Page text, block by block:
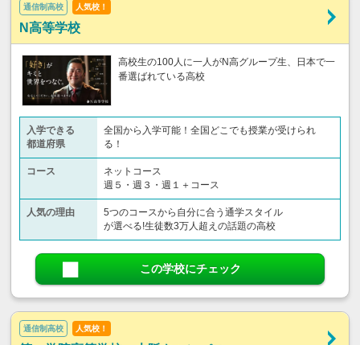
通信制高校 人気校！
N高等学校
高校生の100人に一人がN高グループ生、日本で一
番選ばれている高校
入学できる
都道府県
全国から入学可能！全国どこでも授業が受けられ
る！
コース
ネットコース
週５・週３・週１＋コース
人気の理由
5つのコースから自分に合う通学スタイル
が選べる!生徒数3万人超えの話題の高校
この学校にチェック
通信制高校 人気校！